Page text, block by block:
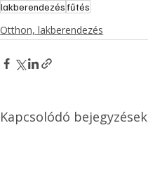
lakberendezésfűtés
Otthon, lakberendezés
Kapcsolódó bejegyzések